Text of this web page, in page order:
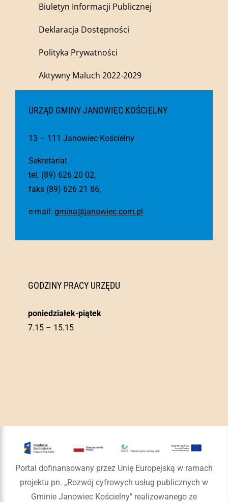
Biuletyn Informacji Publicznej
Deklaracja Dostępności
Polityka Prywatności
Aktywny Maluch 2022-2029
URZĄD GMINY JANOWIEC KOŚCIELNY
13 – 111 Janowiec Kościelny
Sekretariat
tel. (89) 626 20 02,
faks (89) 626 21 86,
e-mail: gmina@janowiec.com.pl
GODZINY PRACY URZĘDU
poniedziałek-piątek
7.15 – 15.15
Portal dofinansowany przez Unię Europejską w ramach
projektu pn. „Rozwój cyfrowych usług publicznych w
Gminie Janowiec Kościelny" realizowanego ze